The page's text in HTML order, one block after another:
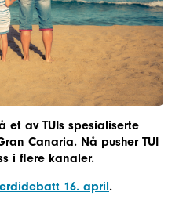
et av TUIs spesialiserte
Canaria. Nå pusher TUI
i flere kanaler.
16. april.